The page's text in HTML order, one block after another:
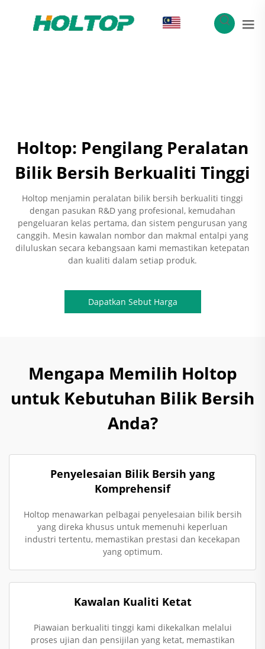
Holtop: Pengilang Peralatan
Bilik Bersih Berkualiti Tinggi
Holtop menjamin peralatan bilik bersih berkualiti tinggi
dengan pasukan R&D yang profesional, kemudahan
pengeluaran kelas pertama, dan sistem pengurusan yang
canggih. Mesin kawalan nombor dan makmal entalpi yang
diluluskan secara kebangsaan kami memastikan ketepatan
dan kualiti dalam setiap produk.
Dapatkan Sebut Harga
Mengapa Memilih Holtop
untuk Kebutuhan Bilik Bersih
Anda?
Penyelesaian Bilik Bersih yang
Komprehensif
Holtop menawarkan pelbagai penyelesaian bilik bersih
yang direka khusus untuk memenuhi keperluan
industri tertentu, memastikan prestasi dan kecekapan
yang optimum.
Kawalan Kualiti Ketat
Piawaian berkualiti tinggi kami dikekalkan melalui
proses ujian dan pensijilan yang ketat, memastikan